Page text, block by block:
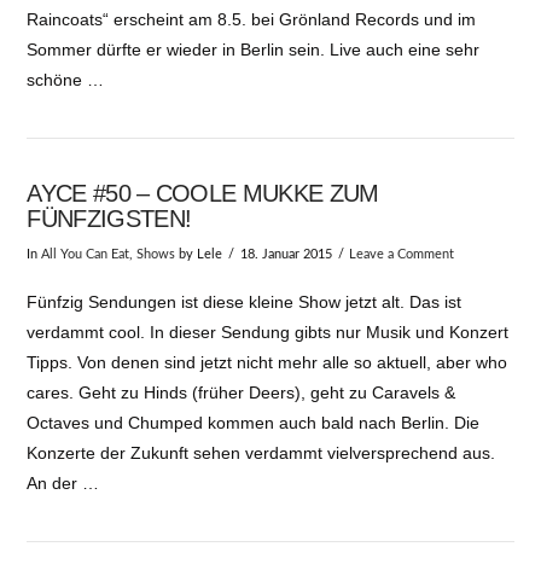
Raincoats“ erscheint am 8.5. bei Grönland Records und im
Sommer dürfte er wieder in Berlin sein. Live auch eine sehr
schöne …
AYCE #50 – COOLE MUKKE ZUM
FÜNFZIGSTEN!
InAll You Can Eat,Shows by Lele 18. Januar 2015 Leave a Comment
Fünfzig Sendungen ist diese kleine Show jetzt alt. Das ist
verdammt cool. In dieser Sendung gibts nur Musik und Konzert
Tipps. Von denen sind jetzt nicht mehr alle so aktuell, aber who
cares. Geht zu Hinds (früher Deers), geht zu Caravels &
Octaves und Chumped kommen auch bald nach Berlin. Die
Konzerte der Zukunft sehen verdammt vielversprechend aus.
An der …